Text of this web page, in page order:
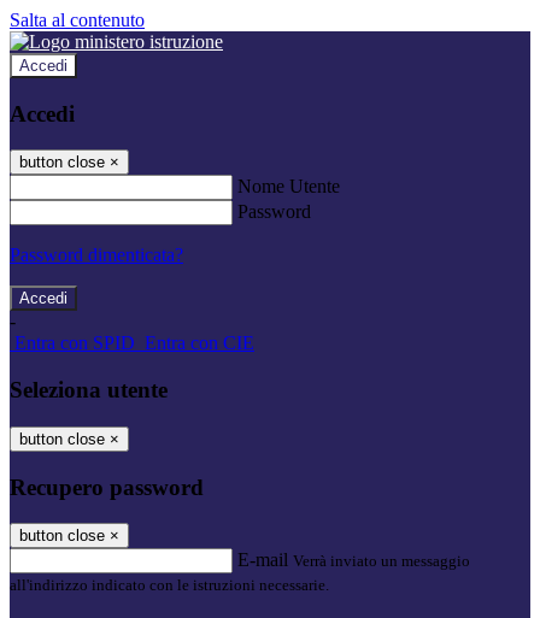
Salta al contenuto
Accedi
Accedi
button close ×
Nome Utente
Password
Password dimenticata?
-
Entra con SPID Entra con CIE
Seleziona utente
button close ×
Recupero password
button close ×
E-mail Verrà inviato un messaggio
all'indirizzo indicato con le istruzioni necessarie.